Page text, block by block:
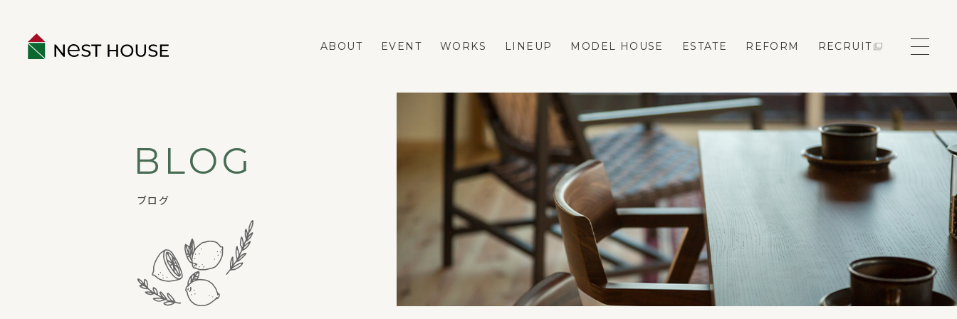
ABOUT EVENT WORKS LINEUP MODEL HOUSE ESTATE REFORM RECRUIT
ABOUT
ネストハウスのデザイン
保証とアフター
家づくりの流れ
LINEUP REFORM
ネストリフォームの強み
メニューと費用の相場
リフォーム事例
リフォームのダンドリ
リフォームのFAQ
BLOG
モデルハウス来場予約
新築住宅のお問い合わせ
リフォームのお問い合わせ
BLOG
ブログ